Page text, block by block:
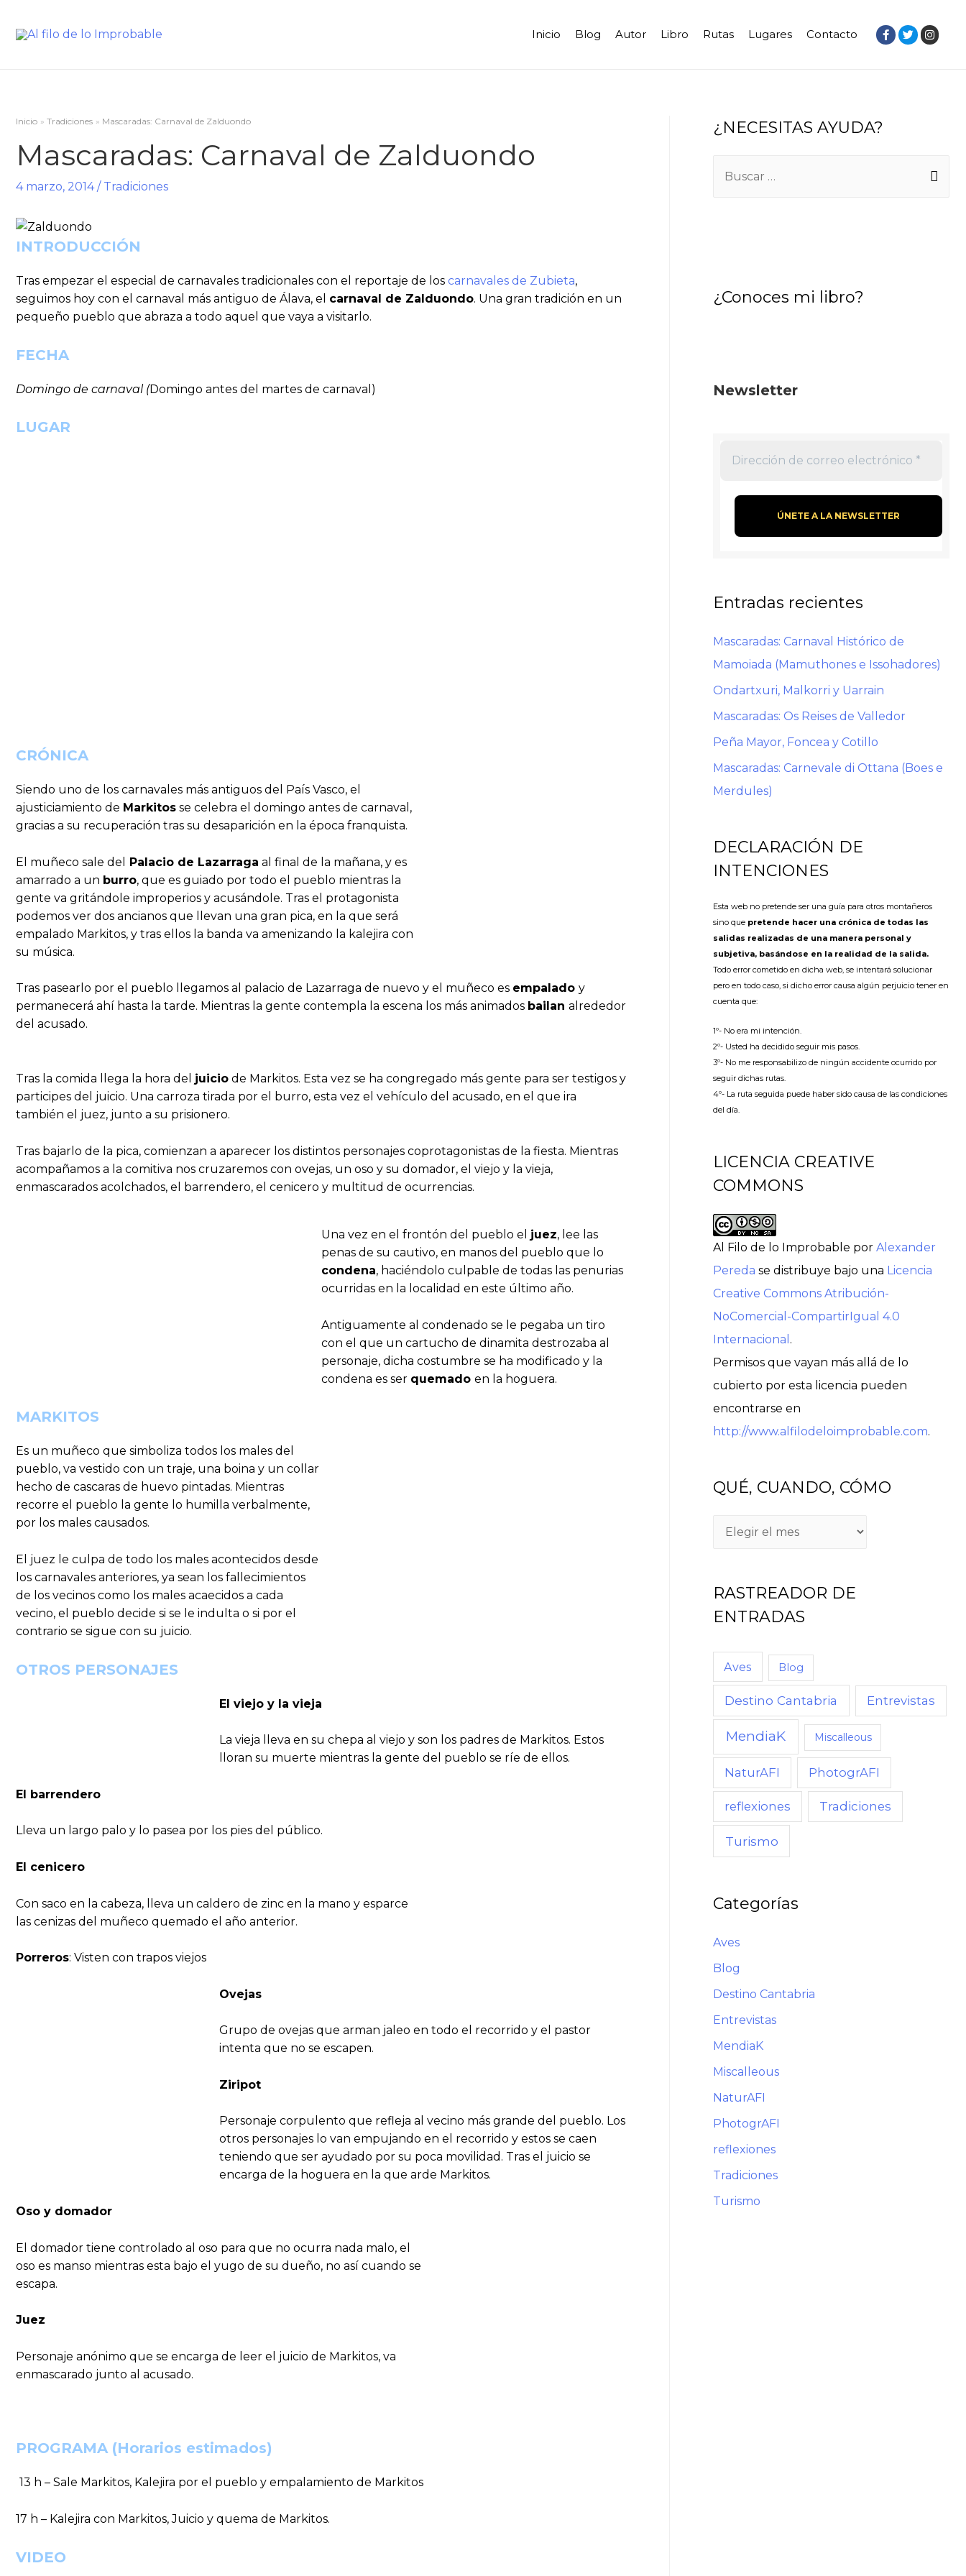
Inicio Blog Autor Libro Rutas Lugares Contacto
Inicio Tradiciones Mascaradas: Carnaval de Zalduondo
Mascaradas: Carnaval de Zalduondo
4 marzo, 2014/ Tradiciones
INTRODUCCIÓN
Tras empezar el especial de carnavales tradicionales con el reportaje de los carnavales de Zubieta,
seguimos hoy con el carnaval más antiguo de Álava, el carnaval de Zalduondo. Una gran tradición en un
pequeño pueblo que abraza a todo aquel que vaya a visitarlo.
FECHA
Domingo de carnaval (Domingo antes del martes de carnaval)
LUGAR
CRÓNICA
Siendo uno de los carnavales más antiguos del País Vasco, el
ajusticiamiento de Markitos se celebra el domingo antes de carnaval,
gracias a su recuperación tras su desaparición en la época franquista.
El muñeco sale del Palacio de Lazarraga al final de la mañana, y es
amarrado a un burro, que es guiado por todo el pueblo mientras la
gente va gritándole improperios y acusándole. Tras el protagonista
podemos ver dos ancianos que llevan una gran pica, en la que será
empalado Markitos, y tras ellos la banda va amenizando la kalejira con
su música.
Tras pasearlo por el pueblo llegamos al palacio de Lazarraga de nuevo y el muñeco es empalado y
permanecerá ahí hasta la tarde. Mientras la gente contempla la escena los más animados bailan alrededor
del acusado.
Tras la comida llega la hora del juicio de Markitos. Esta vez se ha congregado más gente para ser testigos y
participes del juicio. Una carroza tirada por el burro, esta vez el vehículo del acusado, en el que ira
también el juez, junto a su prisionero.
Tras bajarlo de la pica, comienzan a aparecer los distintos personajes coprotagonistas de la fiesta. Mientras
acompañamos a la comitiva nos cruzaremos con ovejas, un oso y su domador, el viejo y la vieja,
enmascarados acolchados, el barrendero, el cenicero y multitud de ocurrencias.
Una vez en el frontón del pueblo el juez, lee las
penas de su cautivo, en manos del pueblo que lo
condena, haciéndolo culpable de todas las penurias
ocurridas en la localidad en este último año.
Antiguamente al condenado se le pegaba un tiro
con el que un cartucho de dinamita destrozaba al
personaje, dicha costumbre se ha modificado y la
condena es ser quemado en la hoguera.
MARKITOS
Es un muñeco que simboliza todos los males del
pueblo, va vestido con un traje, una boina y un collar
hecho de cascaras de huevo pintadas. Mientras
recorre el pueblo la gente lo humilla verbalmente,
por los males causados.
El juez le culpa de todo los males acontecidos desde
los carnavales anteriores, ya sean los fallecimientos
de los vecinos como los males acaecidos a cada
vecino, el pueblo decide si se le indulta o si por el
contrario se sigue con su juicio.
OTROS PERSONAJES
El viejo y la vieja
La vieja lleva en su chepa al viejo y son los padres de Markitos. Estos
lloran su muerte mientras la gente del pueblo se ríe de ellos.
El barrendero
Lleva un largo palo y lo pasea por los pies del público.
El cenicero
Con saco en la cabeza, lleva un caldero de zinc en la mano y esparce
las cenizas del muñeco quemado el año anterior.
Porreros: Visten con trapos viejos
Ovejas
Grupo de ovejas que arman jaleo en todo el recorrido y el pastor
intenta que no se escapen.
Ziripot
Personaje corpulento que refleja al vecino más grande del pueblo. Los
otros personajes lo van empujando en el recorrido y estos se caen
teniendo que ser ayudado por su poca movilidad. Tras el juicio se
encarga de la hoguera en la que arde Markitos.
Oso y domador
El domador tiene controlado al oso para que no ocurra nada malo, el
oso es manso mientras esta bajo el yugo de su dueño, no así cuando se
escapa.
Juez
Personaje anónimo que se encarga de leer el juicio de Markitos, va
enmascarado junto al acusado.
PROGRAMA (Horarios estimados)
13 h – Sale Markitos, Kalejira por el pueblo y empalamiento de Markitos
17 h – Kalejira con Markitos, Juicio y quema de Markitos.
VIDEO
¿NECESITAS AYUDA?
¿Conoces mi libro?
Newsletter
Entradas recientes
Mascaradas: Carnaval Histórico de
Mamoiada (Mamuthones e Issohadores)
Ondartxuri, Malkorri y Uarrain
Mascaradas: Os Reises de Valledor
Peña Mayor, Foncea y Cotillo
Mascaradas: Carnevale di Ottana (Boes e
Merdules)
DECLARACIÓN DE
INTENCIONES
Esta web no pretende ser una guía para otros montañeros
sino que pretende hacer una crónica de todas las
salidas realizadas de una manera personal y
subjetiva, basándose en la realidad de la salida.
Todo error cometido en dicha web, se intentará solucionar
pero en todo caso, si dicho error causa algún perjuicio tener en
cuenta que:
1º- No era mi intención.
2º- Usted ha decidido seguir mis pasos.
3º- No me responsabilizo de ningún accidente ocurrido por
seguir dichas rutas.
4º- La ruta seguida puede haber sido causa de las condiciones
del día.
LICENCIA CREATIVE
COMMONS
Al Filo de lo Improbable por Alexander
Pereda se distribuye bajo una Licencia
Creative Commons Atribución-
NoComercial-CompartirIgual 4.0
Internacional .
Permisos que vayan más allá de lo
cubierto por esta licencia pueden
encontrarse en
http://www.alfilodeloimprobable.com.
QUÉ, CUANDO, CÓMO
C
N
,
M
RASTREADOR DE
ENTRADAS
Aves Blog
Destino Cantabria Entrevistas
MendiaK Miscalleous
NaturAFI PhotogrAFI
reflexiones Tradiciones
Turismo
Categorías
Aves
Blog
Destino Cantabria
Entrevistas
MendiaK
Miscalleous
NaturAFI
PhotogrAFI
reflexiones
Tradiciones
Turismo